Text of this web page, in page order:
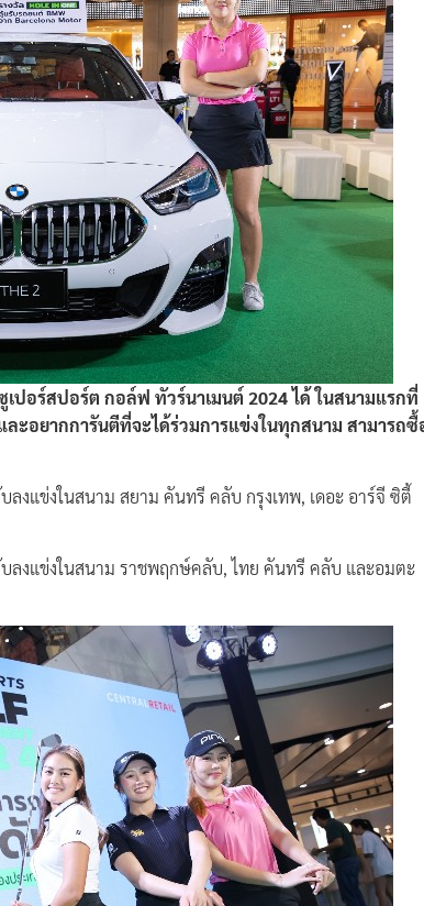
ปอร์สปอร์ต กอล์ฟ ทัวร์นาเมนต์ 2024 ได้ ในสนามแรกที่
ะอยากการันตีที่จะได้ร่วมการแข่งในทุกสนาม สามารถซื้อ
ลงแข่งในสนาม สยาม คันทรี คลับ กรุงเทพ, เดอะ อาร์จี ซิตี้
ลงแข่งในสนาม ราชพฤกษ์คลับ, ไทย คันทรี คลับ และอมตะ